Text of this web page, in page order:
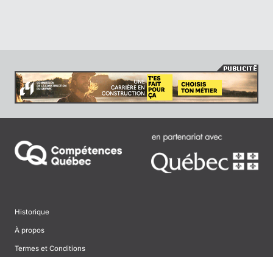
Historique
À propos
Termes et Conditions